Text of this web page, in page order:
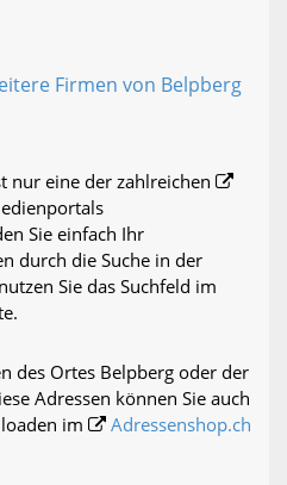
Firmen von Belpberg
nur eine der zahlreichen
Sie einfach Ihr
durch die Suche in der
Sie das Suchfeld im
des Ortes Belpberg oder der
Adressen können Sie auch
im
Adressenshop.ch